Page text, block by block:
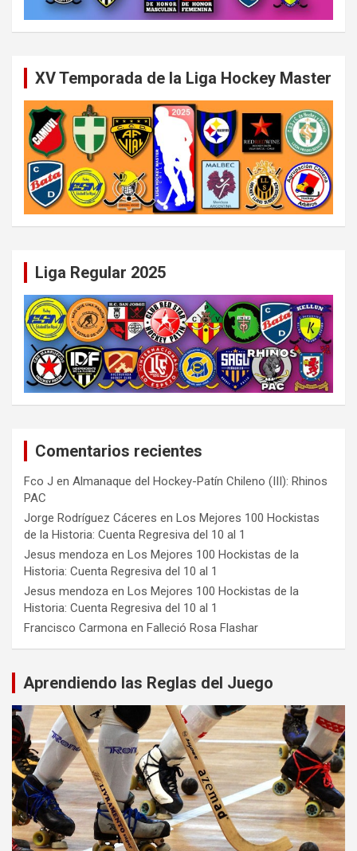
XV Temporada de la Liga Hockey Master
Liga Regular 2025
Comentarios recientes
Fco J en Almanaque del Hockey-Patín Chileno (III): Rhinos
PAC
Jorge Rodríguez Cáceres en Los Mejores 100 Hockistas
de la Historia: Cuenta Regresiva del 10 al 1
Jesus mendoza en Los Mejores 100 Hockistas de la
Historia: Cuenta Regresiva del 10 al 1
Jesus mendoza en Los Mejores 100 Hockistas de la
Historia: Cuenta Regresiva del 10 al 1
Francisco Carmona en Falleció Rosa Flashar
Aprendiendo las Reglas del Juego